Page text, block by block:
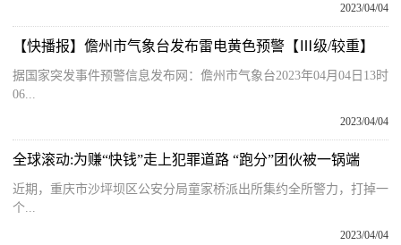
2023/04/04
【快播报】儋州市气象台发布雷电黄色预警【Ⅲ级/较重】
据国家突发事件预警信息发布网：儋州市气象台2023年04月04日13时
06...
2023/04/04
全球滚动:为赚“快钱”走上犯罪道路 “跑分”团伙被一锅端
近期，重庆市沙坪坝区公安分局童家桥派出所集约全所警力，打掉一
个...
2023/04/04